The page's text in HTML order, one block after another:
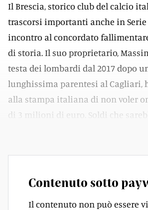
Il Brescia, storico club del calcio
trascorsi importanti anche in Serie
incontro al concordato
di storia. Il suo proprietario,
testa dei lombardi dal 2017 dopo
lunghissima parentesi al Cagliari,
alla stampa italiana di non voler
di 3 milioni di euro. Soldi che
Contenuto sotto
Il contenuto non può essere